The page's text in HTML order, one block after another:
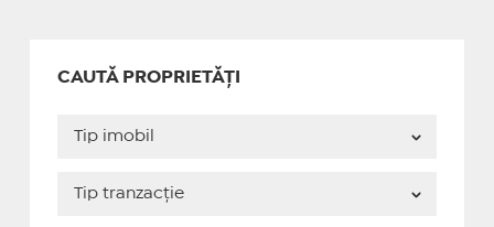
CAUTĂ PROPRIETĂȚI